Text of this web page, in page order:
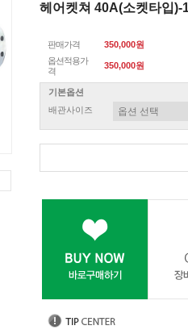
헤어켓쳐 40A(소켓타입)-
판매가격
350,000원
옵션적용가
격
350,000원
기본옵션
배관사이즈